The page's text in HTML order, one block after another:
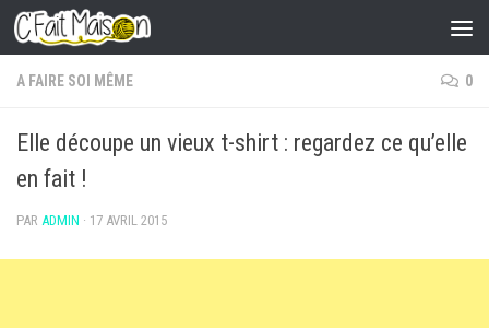
Skip to content
A FAIRE SOI MÊME 0
Elle découpe un vieux t-shirt : regardez ce qu’elle
en fait !
PAR ADMIN · 17 AVRIL 2015